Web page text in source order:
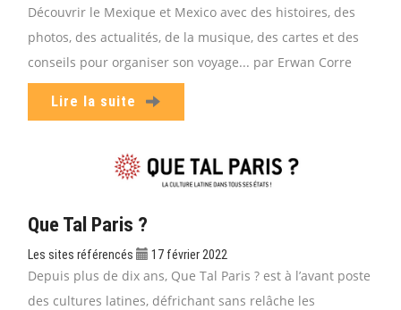
Découvrir le Mexique et Mexico avec des histoires, des
photos, des actualités, de la musique, des cartes et des
conseils pour organiser son voyage... par Erwan Corre
Lire la suite
Que Tal Paris ?
Les sites référencés 17 février 2022
Depuis plus de dix ans, Que Tal Paris ? est à l’avant poste
des cultures latines, défrichant sans relâche les